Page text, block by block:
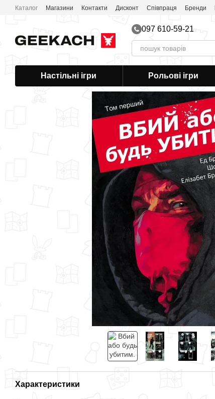
Перейти до основного контенту
Каталог Магазини Контакти Дисконт Співпраця Бренди
097 610-59-21
Настільні ігри Рольові ігри
Характеристики